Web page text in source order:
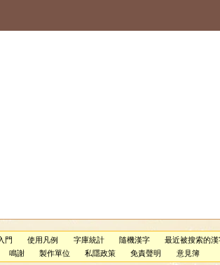
門 使用凡例 字庫統計 隨機漢字
最近被搜索的漢
鳴謝
製作單位 私隱政策 免責聲明 意見簿